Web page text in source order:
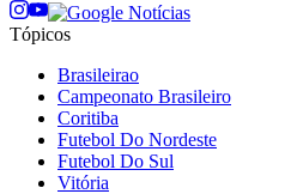
Tópicos
Brasileirao
Campeonato Brasileiro
Coritiba
Futebol Do Nordeste
Futebol Do Sul
Vitória